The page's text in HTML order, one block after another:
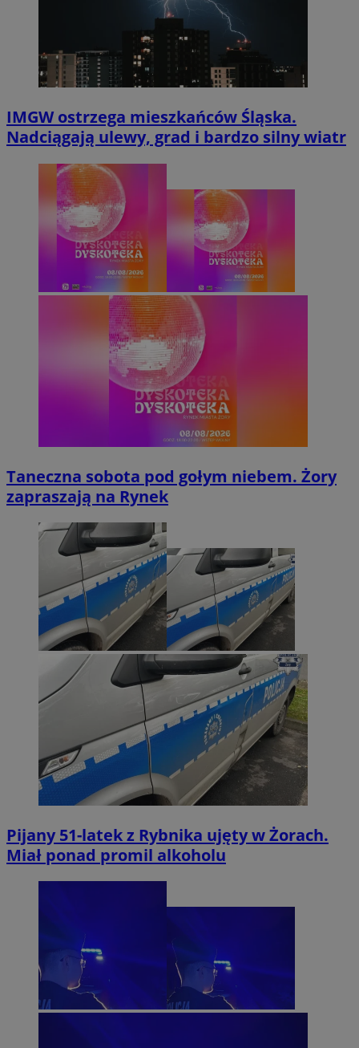
IMGW ostrzega mieszkańców Śląska.
Nadciągają ulewy, grad i bardzo silny wiatr
Taneczna sobota pod gołym niebem. Żory
zapraszają na Rynek
Pijany 51-latek z Rybnika ujęty w Żorach.
Miał ponad promil alkoholu